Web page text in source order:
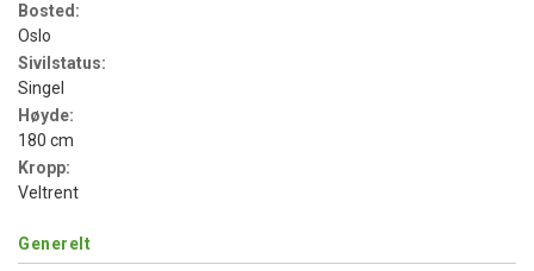
Bosted:
Oslo
Sivilstatus:
Singel
Høyde:
180 cm
Kropp:
Veltrent
Generelt